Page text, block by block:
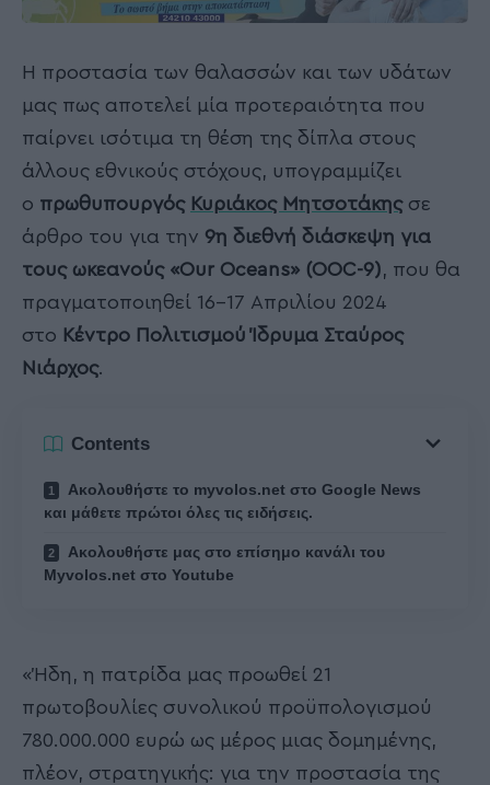
Η προστασία των θαλασσών και των υδάτων
μας πως αποτελεί μία προτεραιότητα που
παίρνει ισότιμα τη θέση της δίπλα στους
άλλους εθνικούς στόχους, υπογραμμίζει
ο πρωθυπουργός Κυριάκος Μητσοτάκηςσε
άρθρο του για την 9η διεθνή διάσκεψη για
τους ωκεανούς «Our Oceans» (OOC-9), που θα
πραγματοποιηθεί 16-17 Απριλίου 2024
στο Κέντρο Πολιτισμού Ίδρυμα Σταύρος
Νιάρχος.
Contents
Ακολουθήστε το myvolos.net στο Google News
και μάθετε πρώτοι όλες τις ειδήσεις.
Ακολουθήστε μας στο επίσημο κανάλι του
Myvolos.net στο Youtube
«Ήδη, η πατρίδα μας προωθεί 21
πρωτοβουλίες συνολικού προϋπολογισμού
780.000.000 ευρώ ως μέρος μιας δομημένης,
πλέον, στρατηγικής: για την προστασία της